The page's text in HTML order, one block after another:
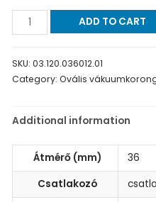
ADD TO CART
SKU:03.120.036012.01
Category:Ovális
Additional information
Átmérő (mm)
36
Csatlakozó